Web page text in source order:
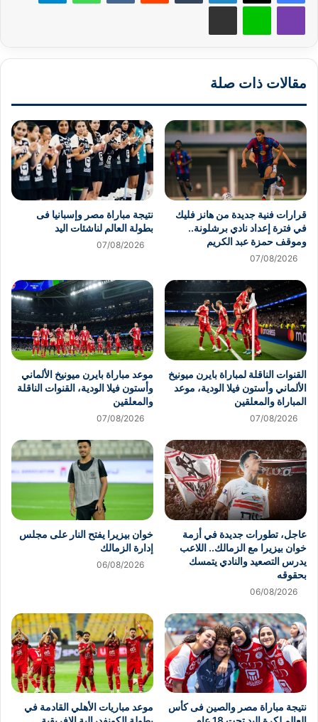
لاين
مقالات ذات صلة
قرارات فنية جديدة من هانز فليك
في فترة إعداد نادي برشلونة..
وموقف حمزة عبد الكريم
07/08/2026
نتيجة مباراة مصر وإسبانيا فى
بطولة العالم لناشئات اليد
07/08/2026
القنوات الناقلة لمباراة بايرن ميونيخ
الألماني وأستون فيلا الودية، موعد
المباراة والمعلقين
07/08/2026
موعد مباراة بايرن ميونيخ الألماني
وأستون فيلا الودية، القنوات الناقلة
والمعلقين
07/08/2026
عاجل، تطورات جديدة في أزمة
خوان بيزيرا مع الزمالك.. اللاعب
يدرس التصعيد والنادي يتمسك
بحقوقه
06/08/2026
خوان بيزيرا يفتح النار على مجلس
إدارة الزمالك
06/08/2026
نتيجة مباراة مصر والصين فى كأس
موعد مباريات الأهلي القادمة في